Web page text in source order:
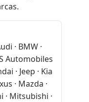
· BMW ·
Automobiles
· Jeep · Kia
· Mazda ·
· Mitsubishi ·